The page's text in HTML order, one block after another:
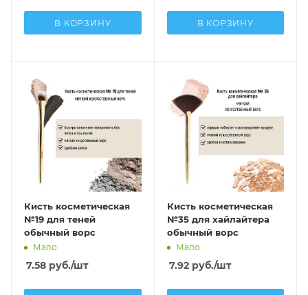
В КОРЗИНУ В КОРЗИНУ
Кисть косметическая
№19 для теней
обычный ворс
Мало
7.58 руб./шт
Кисть косметическая
№35 для хайлайтера
обычный ворс
Мало
7.92руб./шт